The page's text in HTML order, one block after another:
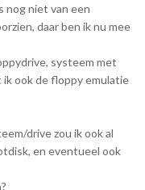
nog niet van een
daar ben ik nu mee
systeem met
ook de floppy emulatie
drive zou ik ook al
en eventueel ook